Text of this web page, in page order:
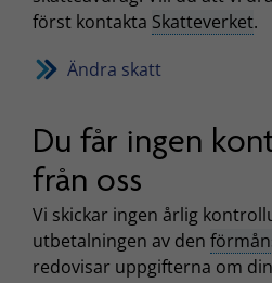
först kontakta Skatteverket.
Ändra skatt
Du får ingen
från oss
Vi skickar ingen årlig
utbetalningen av den
redovisar uppgifterna om